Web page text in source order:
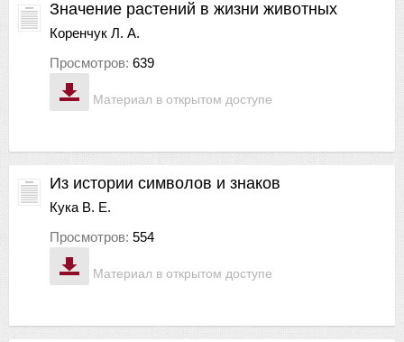
Материал в открытом доступе
Значение растений в жизни животных
Коренчук Л. А.
Просмотров: 639
Материал в открытом доступе
Из истории символов и знаков
Кука В. Е.
Просмотров: 554